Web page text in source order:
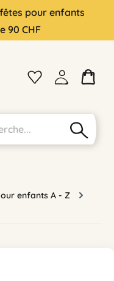
pour enfants
90 CHF
enfants A - Z